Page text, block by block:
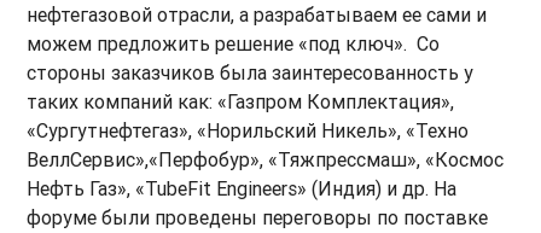
нефтегазовой отрасли, а разрабатываем ее сами и
можем предложить решение «под ключ». Со
стороны заказчиков была заинтересованность у
таких компаний как: «Газпром Комплектация»,
«Сургутнефтегаз», «Норильский Никель», «Техно
ВеллСервис»,«Перфобур», «Тяжпрессмаш», «Космос
Нефть Газ», «TubeFit Engineers» (Индия) и др. На
форуме были проведены переговоры по поставке